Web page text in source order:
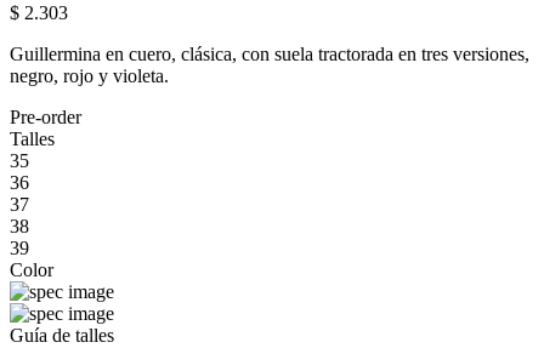
$ 2.303
Guillermina en cuero, clásica, con suela tractorada en tres versiones,
negro, rojo y violeta.
Pre-order
Talles
35
36
37
38
39
Color
Guía de talles